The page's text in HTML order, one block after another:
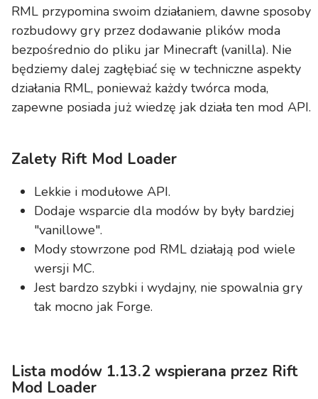
RML przypomina swoim działaniem, dawne sposoby
rozbudowy gry przez dodawanie plików moda
bezpośrednio do pliku jar Minecraft (vanilla). Nie
będziemy dalej zagłębiać się w techniczne aspekty
działania RML, ponieważ każdy twórca moda,
zapewne posiada już wiedzę jak działa ten mod API.
Zalety Rift Mod Loader
Lekkie i modułowe API.
Dodaje wsparcie dla modów by były bardziej
"vanillowe".
Mody stowrzone pod RML działają pod wiele
wersji MC.
Jest bardzo szybki i wydajny, nie spowalnia gry
tak mocno jak Forge.
Lista modów 1.13.2 wspierana przez Rift
Mod Loader